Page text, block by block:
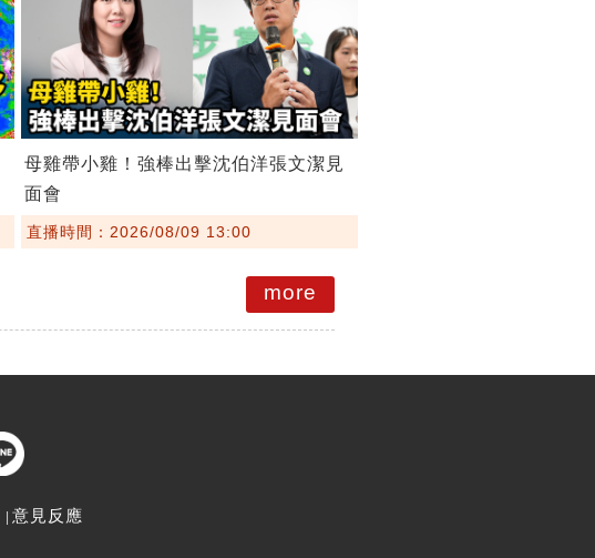
母雞帶小雞！強棒出擊沈伯洋張文潔見
面會
直播時間：2026/08/09 13:00
more
意見反應